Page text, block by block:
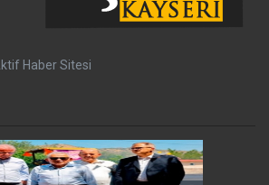
Haber Sitesi